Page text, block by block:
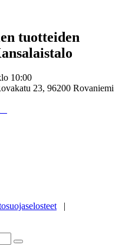
tuotteiden
10:00
23, 96200 Rovaniemi
|